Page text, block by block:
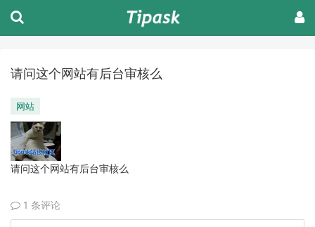
请问这个网站有后台审核么
网站
请问这个网站有后台审核么
1 条评论